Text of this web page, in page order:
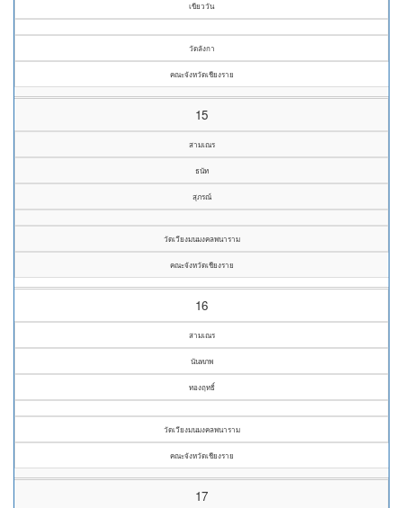
เขียววัน
วัดลังกา
คณะจังหวัดเชียงราย
15
สามเณร
ธนัท
สุภรณ์
วัดเวียงมนมงคลพนาราม
คณะจังหวัดเชียงราย
16
สามเณร
นันทภพ
ทองฤทธิ์
วัดเวียงมนมงคลพนาราม
คณะจังหวัดเชียงราย
17